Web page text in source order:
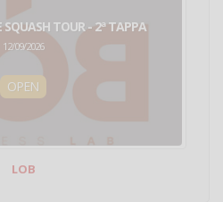
TOUR - 2ª TAPPA
12/09/2026
OPEN
LOB